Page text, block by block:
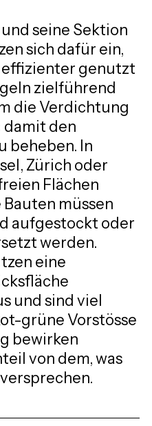
seine Sektion
sich dafür ein,
effizienter genutzt
zielführend
die Verdichtung
den
beheben. In
Zürich oder
Flächen
müssen
aufgestockt oder
werden.
eine
und sind viel
grüne Vorstösse
bewirken
von dem, was